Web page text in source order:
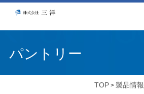
パントリー
TOP >製品情報